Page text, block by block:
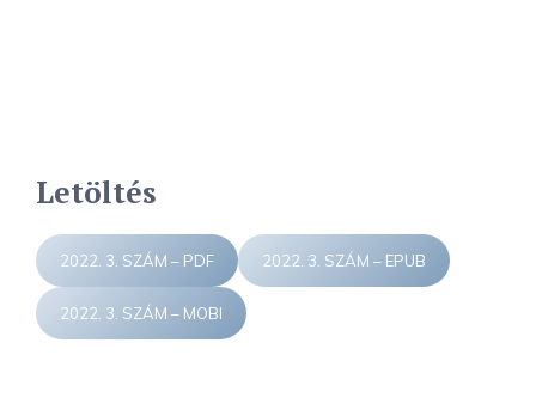
Letöltés
2022. 3. SZÁM – PDF 2022. 3. SZÁM – EPUB
2022. 3. SZÁM – MOBI